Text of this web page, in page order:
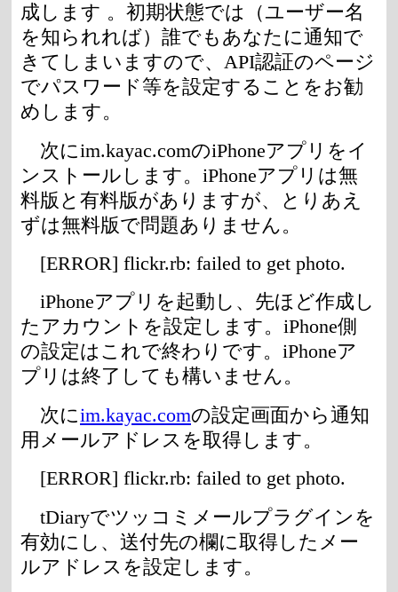
成します 。初期状態では（ユーザー名
を知られれば）誰でもあなたに通知で
きてしまいますので、API認証のページ
でパスワード等を設定することをお勧
めします。
次にim.kayac.comのiPhoneアプリをイ
ンストールします。iPhoneアプリは無
料版と有料版がありますが、とりあえ
ずは無料版で問題ありません。
[ERROR] flickr.rb: failed to get photo.
iPhoneアプリを起動し、先ほど作成し
たアカウントを設定します。iPhone側
の設定はこれで終わりです。iPhoneア
プリは終了しても構いません。
次にim.kayac.comの設定画面から通知
用メールアドレスを取得します。
[ERROR] flickr.rb: failed to get photo.
tDiaryでツッコミメールプラグインを
有効にし、送付先の欄に取得したメー
ルアドレスを設定します。